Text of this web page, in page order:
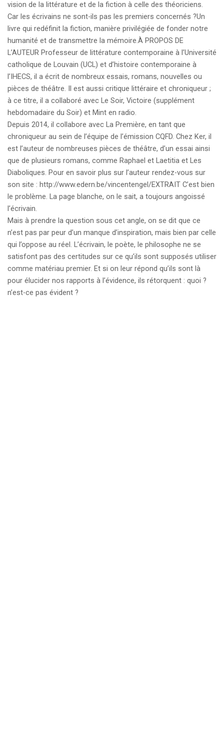
vision de la littérature et de la fiction à celle des théoriciens.
Car les écrivains ne sont-ils pas les premiers concernés ?Un
livre qui redéfinit la fiction, manière privilégiée de fonder notre
humanité et de transmettre la mémoire.À PROPOS DE
L’AUTEUR Professeur de littérature contemporaine à l’Université
catholique de Louvain (UCL) et d’histoire contemporaine à
l’IHECS, il a écrit de nombreux essais, romans, nouvelles ou
pièces de théâtre. Il est aussi critique littéraire et chroniqueur ;
à ce titre, il a collaboré avec Le Soir, Victoire (supplément
hebdomadaire du Soir) et Mint en radio.
Depuis 2014, il collabore avec La Première, en tant que
chroniqueur au sein de l’équipe de l’émission CQFD. Chez Ker, il
est l’auteur de nombreuses pièces de théâtre, d’un essai ainsi
que de plusieurs romans, comme Raphael et Laetitia et Les
Diaboliques. Pour en savoir plus sur l’auteur rendez-vous sur
son site : http://www.edern.be/vincentengel/EXTRAIT C’est bien
le problème. La page blanche, on le sait, a toujours angoissé
l’écrivain.
Mais à prendre la question sous cet angle, on se dit que ce
n’est pas par peur d’un manque d’inspiration, mais bien par celle
qui l’oppose au réel. L’écrivain, le poète, le philosophe ne se
satisfont pas des certitudes sur ce qu’ils sont supposés utiliser
comme matériau premier. Et si on leur répond qu’ils sont là
pour élucider nos rapports à l’évidence, ils rétorquent : quoi ?
n’est-ce pas évident ?